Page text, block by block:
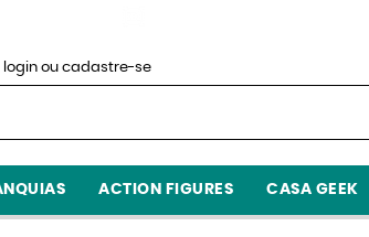
login ou cadastre-se
ACTION FIGURES CASA GEEK